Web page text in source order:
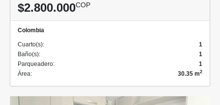
$2.800.000COP
Colombia
Cuarto(s):
1
Baño(s):
1
Parqueadero:
1
Área:
30.35 m2